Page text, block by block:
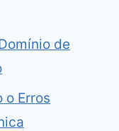
de
o Erros